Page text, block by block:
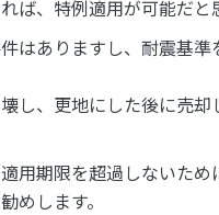
ば、特例適用が可能だと
はありますし、耐震基
し、更地にした後に売
用期限を超過しないた
めします。